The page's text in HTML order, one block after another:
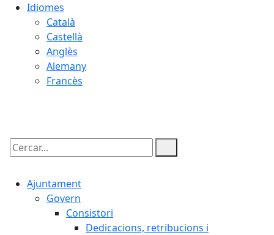
Idiomes
Català
Castellà
Anglès
Alemany
Francès
Cercar:
Ajuntament
Govern
Consistori
Dedicacions, retribucions i